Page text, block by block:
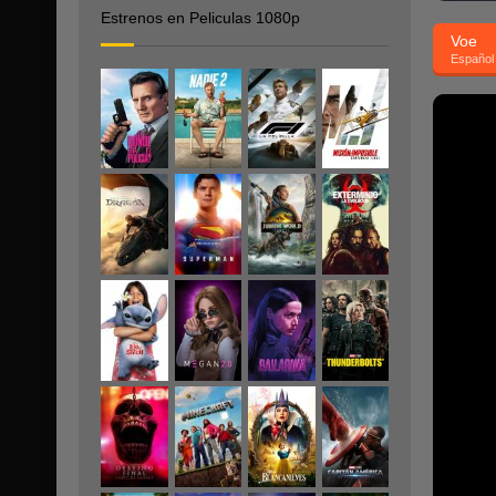
Voe
Estrenos en Peliculas 1080p